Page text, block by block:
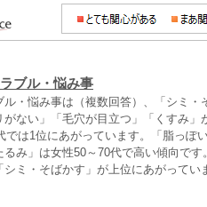
ブル・悩み事
ル・悩み事は（複数回答）、「シミ
がない」「毛穴が目立つ」「くすみ
では1位にあがっています。「脂っぽ
るみ」は女性50～70代で高い傾向で
シミ・そばかす」が上位にあがってい